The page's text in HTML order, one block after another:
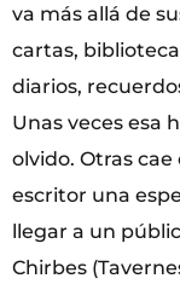
va más allá de
cartas,
diarios,
Unas veces esa
olvido. Otras
escritor una
llegar a un
Chirbes